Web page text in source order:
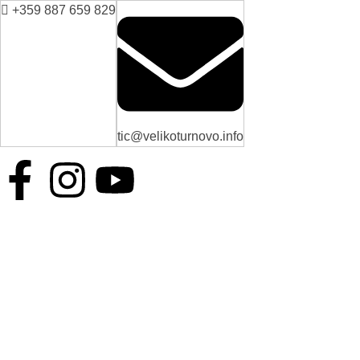
+359 887 659 829
tic@velikoturnovo.info